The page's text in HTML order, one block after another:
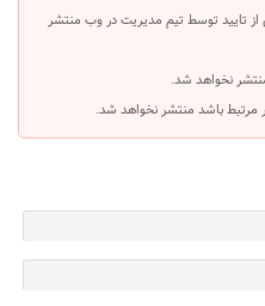
تایید توسط تیم مدیریت در وب منتشر
نخواهد شد.
مرتبط باشد منتشر نخواهد شد.